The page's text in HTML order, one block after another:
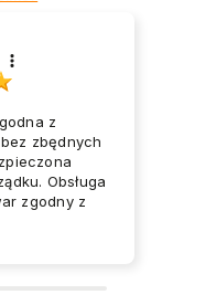
z
zbędnych
Obsługa
zgodny z